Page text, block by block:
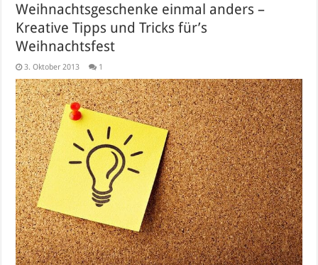
Weihnachtsgeschenke einmal anders –
Kreative Tipps und Tricks für’s
Weihnachtsfest
3. Oktober 2013 1